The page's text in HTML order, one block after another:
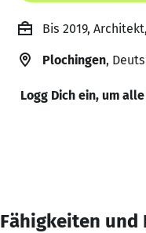
Bis 2019,
Plochingen,
Logg Dich ein, um
Fähigkeiten und